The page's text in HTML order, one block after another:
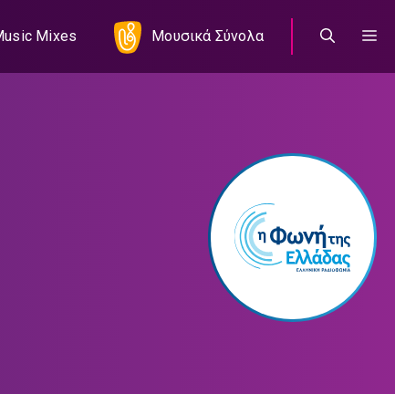
Mixes Μουσικά Σύνολα